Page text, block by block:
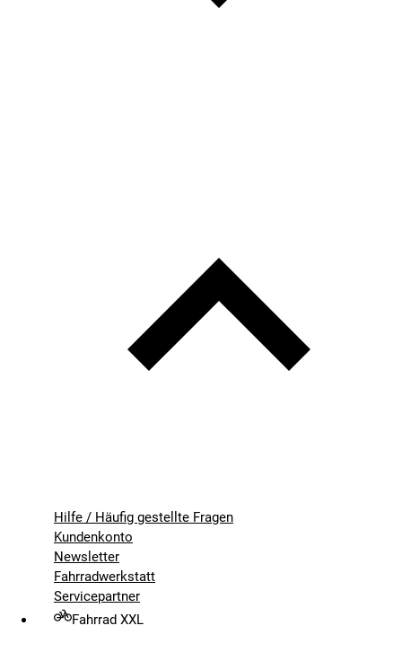
Hilfe / Häufig gestellte Fragen
Kundenkonto
Newsletter
Fahrradwerkstatt
Servicepartner
Fahrrad XXL